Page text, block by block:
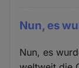
Nun, es
Nun, es